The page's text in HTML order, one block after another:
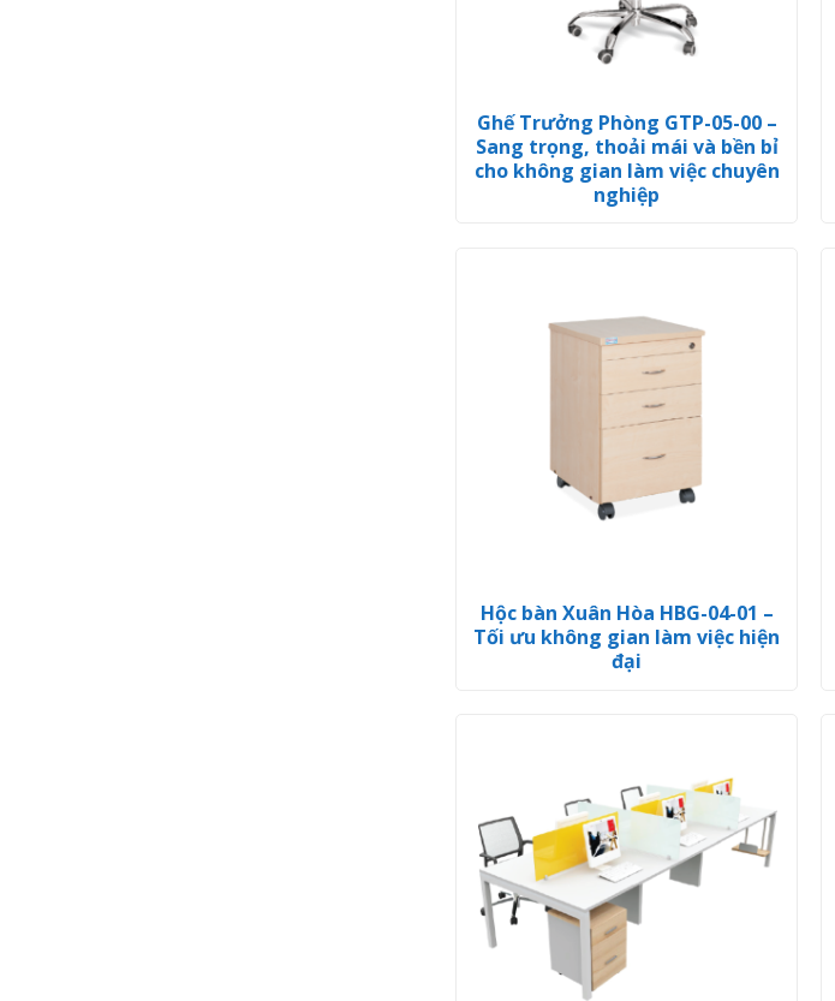
Ghế Trưởng Phòng GTP-05-00 –
Sang trọng, thoải mái và bền bỉ
cho không gian làm việc chuyên
nghiệp
Hộc bàn Xuân Hòa HBG-04-01 –
Tối ưu không gian làm việc hiện
đại